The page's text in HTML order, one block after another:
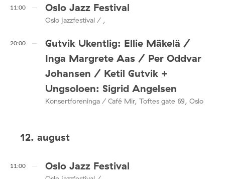
11:00 Oslo Jazz Festival
Oslo jazzfestival / ,
20:00
Gutvik Ukentlig: Ellie Mäkelä /
Inga Margrete Aas / Per Oddvar
Johansen / Ketil Gutvik +
Ungsoloen: Sigrid Angelsen
Konsertforeninga / Café Mir, Toftes gate 69, Oslo
12. august
11:00 Oslo Jazz Festival